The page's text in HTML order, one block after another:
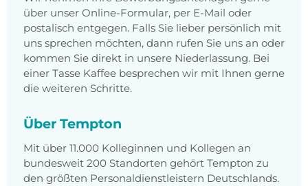
über unser Online-Formular, per E-Mail oder
postalisch entgegen. Falls Sie lieber persönlich mit
uns sprechen möchten, dann rufen Sie uns an oder
kommen Sie direkt in unsere Niederlassung. Bei
einer Tasse Kaffee besprechen wir mit Ihnen gerne
die weiteren Schritte.
Über Tempton
Mit über 11.000 Kolleginnen und Kollegen an
bundesweit 200 Standorten gehört Tempton zu
den größten Personaldienstleistern Deutschlands.